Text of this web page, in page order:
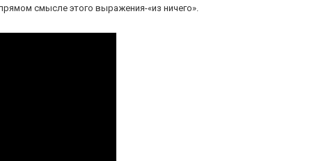
смысле этого выражения-«из ничего».